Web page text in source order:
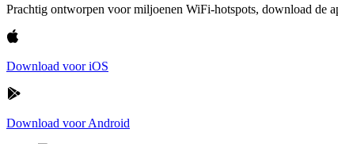
Prachtig ontworpen voor miljoenen WiFi-hotspots, download de
Download voor iOS
Download voor Android